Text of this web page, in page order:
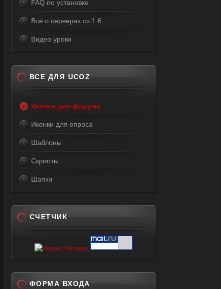
FAQ по установке
Всё о серверах cs 1.6
Видео уроки
ВСЕ ДЛЯ UCOZ
Иконки для форума
Иконки для опроса
Шаблоны
Скрипты
Шапки
СЧЕТЧИК
ФОРМА ВХОДА